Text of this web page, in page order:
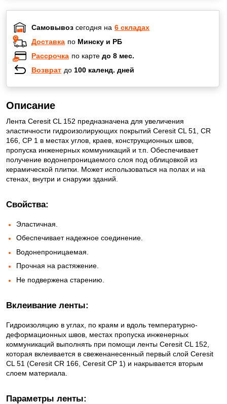
Самовывоз сегодня на 6 складах
Доставка по Минску и РБ
Рассрочка по карте до 8 мес.
Возврат до 100 календ. дней
Описание
Лента Ceresit CL 152 предназначена для увеличения
эластичности гидроизолирующих покрытий Ceresit CL 51, CR
166, CP 1 в местах углов, краев, конструкционных швов,
пропуска инженерных коммуникаций и т.п. Обеспечивает
получение водонепроницаемого слоя под облицовкой из
керамической плитки. Может использоваться на полах и на
стенах, внутри и снаружи зданий.
Свойства:
Эластичная.
Обеспечивает надежное соединение.
Водонепроницаемая.
Прочная на растяжение.
Не подвержена старению.
Вклеивание ленты:
Гидроизоляцию в углах, по краям и вдоль температурно-
деформационных швов, местах пропуска инженерных
коммуникаций выполнять при помощи ленты Ceresit CL 152,
которая вклеивается в свеженанесенный первый слой Ceresit
CL 51 (Ceresit CR 166, Ceresit CP 1) и накрывается вторым
слоем материала.
Параметры ленты: